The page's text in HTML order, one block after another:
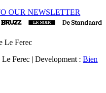
OUR NEWSLETTER
Le Ferec
Ferec | Development : Bien